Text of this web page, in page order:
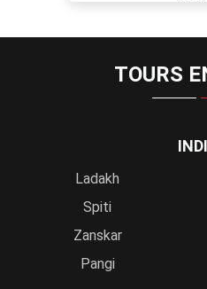
TOURS
Ladakh
Spiti
Zanskar
Pangi